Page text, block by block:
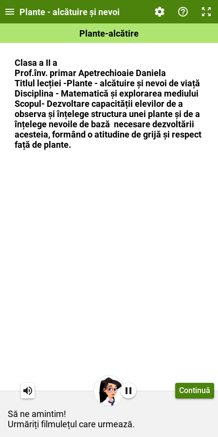
Să ne amintim!
Urmăriți filmulețul care urmează.
Continuă
Plante - alcătuire și nevoi
Plante-alcătire
Clasa a II a
Prof.înv. primar Apetrechioaie Daniela
Titlul lecției -P lante - alcătuire și nevoi de viață
Disciplina - Matematică și explorarea mediului
Scopul- Dezvoltare capacității elevilor de a
observa și înțelege structura unei planteși de a
înțelege nevoile de bază necesare dezvoltării
acesteia, formând o atitudine de grijă și respect
față de plante.